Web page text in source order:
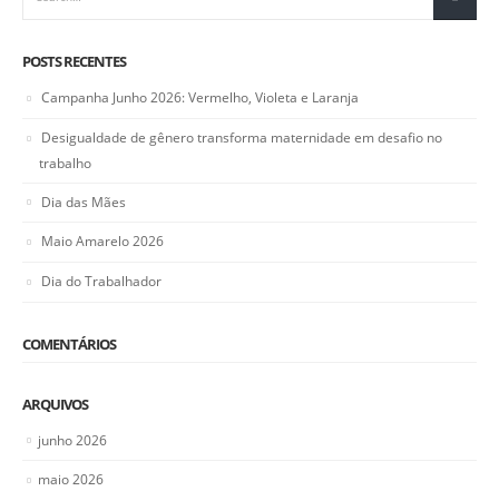
POSTS RECENTES
Campanha Junho 2026: Vermelho, Violeta e Laranja
Desigualdade de gênero transforma maternidade em desafio no
trabalho
Dia das Mães
Maio Amarelo 2026
Dia do Trabalhador
COMENTÁRIOS
ARQUIVOS
junho 2026
maio 2026